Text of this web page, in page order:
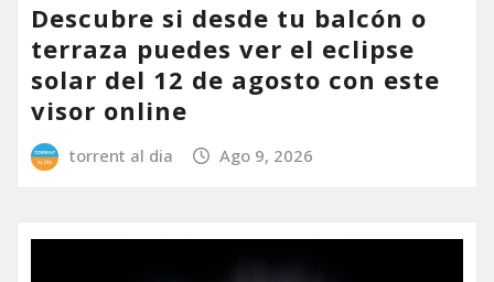
Descubre si desde tu balcón o
terraza puedes ver el eclipse
solar del 12 de agosto con este
visor online
torrent al dia Ago 9, 2026